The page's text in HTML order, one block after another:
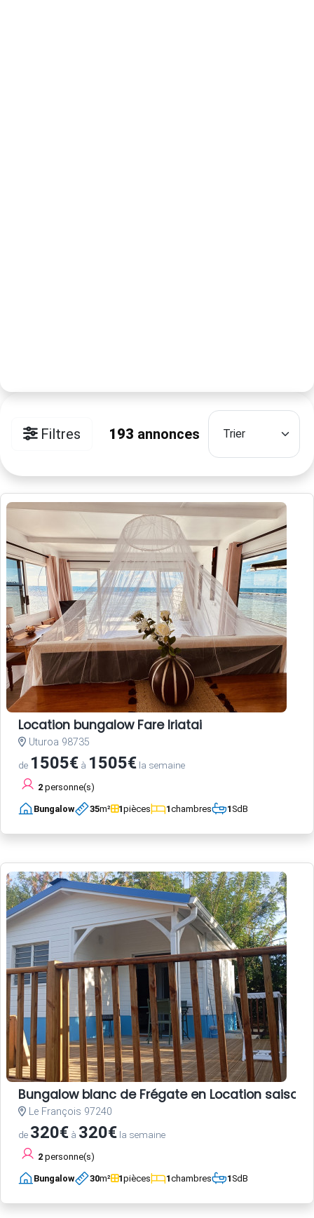
Filtres 193 annonces
Location bungalow Fare Iriatai
Uturoa 98735
de 1505€ à 1505€ la semaine
2 personne(s)
Bungalow 35m² 1pièces 1chambres 1SdB
Bungalow blanc de Frégate en Location
Le François 97240
de 320€ à 320€ la semaine
2 personne(s)
Bungalow 30m² 1pièces 1chambres 1SdB